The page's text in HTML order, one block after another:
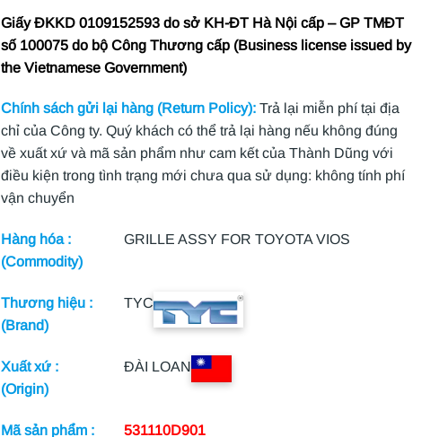
Giấy ĐKKD 0109152593 do sở KH-ĐT Hà Nội cấp – GP TMĐT
số 100075 do bộ Công Thương cấp (Business license issued by
the Vietnamese Government)
Chính sách gửi lại hàng (Return Policy):Trả lại miễn phí tại địa
chỉ của Công ty. Quý khách có thể trả lại hàng nếu không đúng
về xuất xứ và mã sản phẩm như cam kết của Thành Dũng với
điều kiện trong tình trạng mới chưa qua sử dụng: không tính phí
vận chuyển
Hàng hóa :
(Commodity)
GRILLE ASSY FOR TOYOTA VIOS
Thương hiệu :
(Brand)
TYC
Xuất xứ :
(Origin)
ĐÀI LOAN
Mã sản phẩm :
531110D901